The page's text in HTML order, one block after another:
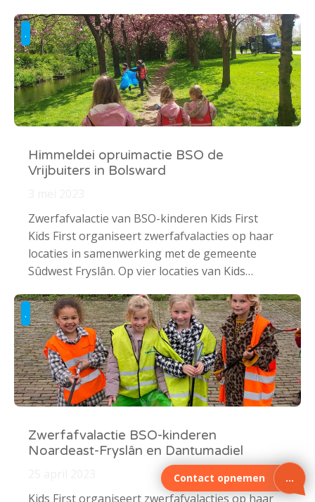
.
Himmeldei opruimactie BSO de
Vrijbuiters in Bolsward
Zwerfafvalactie van BSO-kinderen Kids First
Kids First organiseert zwerfafvalacties op haar
locaties in samenwerking met de gemeente
Sûdwest Fryslân. Op vier locaties van Kids…
.
Zwerfafvalactie BSO-kinderen
Noardeast-Fryslân en Dantumadiel
Kids First organiseert zwerfafvalacties op haar
Contact opnemen